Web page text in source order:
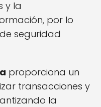
y la
por lo
seguridad
proporciona un
transacciones y
la